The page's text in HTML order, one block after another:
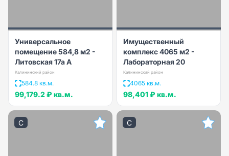
Универсальное
помещение 584,8 м2 -
Литовская 17а А
Калининский район
584.8 кв.м.
99,179.2 ₽ кв.м.
Имущественный
комплекс 4065 м2 -
Лабораторная 20
Калининский район
4065 кв.м.
98,401 ₽ кв.м.
C C